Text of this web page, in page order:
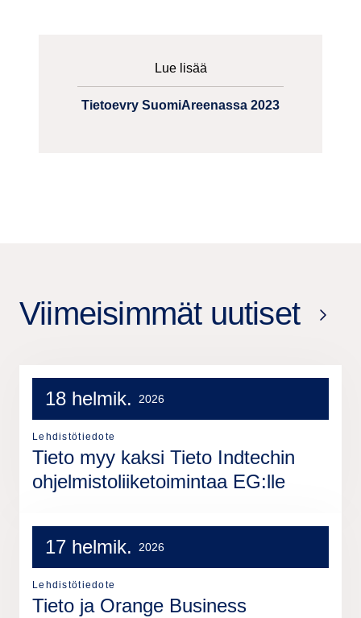
Lue lisää
Tietoevry SuomiAreenassa 2023
Viimeisimmät uutiset
18 helmik. 2026
Lehdistötiedote
Tieto myy kaksi Tieto Indtechin
ohjelmistoliiketoimintaa EG:lle
17 helmik. 2026
Lehdistötiedote
Tieto ja Orange Business